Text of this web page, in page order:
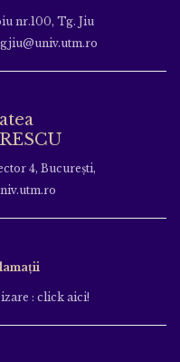
nr.100, Tg. Jiu
4, București,
: click aici!